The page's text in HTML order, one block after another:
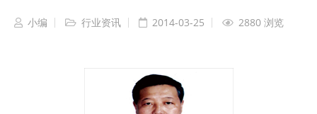
小编 行业资讯 2014-03-25 2880 浏览